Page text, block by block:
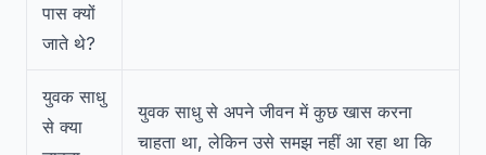
पास क्यों
जाते थे?
युवक साधु
से क्या
युवक साधु से अपने जीवन में कुछ खास करना
चाहता था, लेकिन उसे समझ नहीं आ रहा था कि